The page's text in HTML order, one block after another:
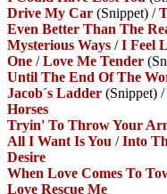
Drive My Car (Snippet) /
Even Better Than The
Mysterious Ways /I Feel
One /Love Me Tender
Until The End Of The
Jacob´s Ladder (Snippet) /
Horses
Tryin' To Throw Your
All I Want Is You /Into
Desire
When Love Comes To
Love Rescue Me